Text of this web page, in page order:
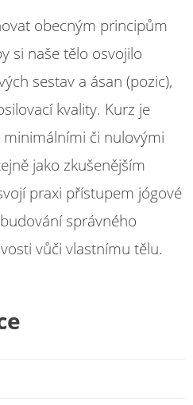
obecným principům
si naše tělo osvojilo
sestav a ásan (pozic),
kvality. Kurz je
či nulovými
jako zkušenějším
praxi přístupem jógové
správného
vůči vlastnímu tělu.